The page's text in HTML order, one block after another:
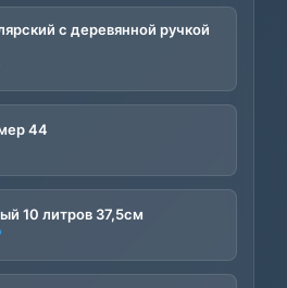
составляла
3500₽.
3200₽.
с деревянной ручкой
44
10 литров 37,5см